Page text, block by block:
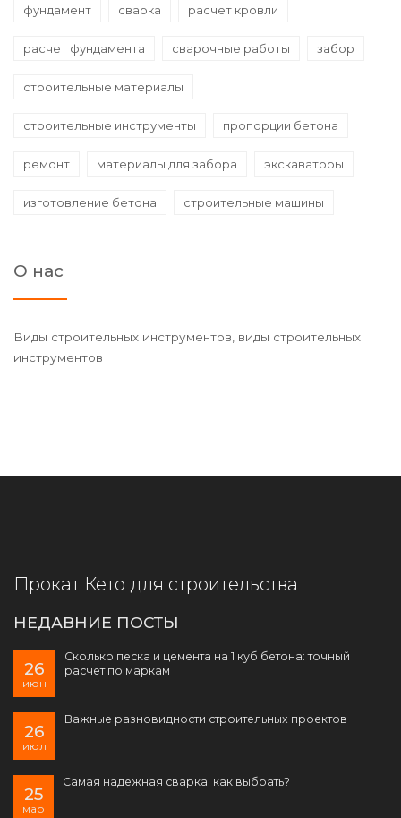
фундамент сварка расчет кровли
расчет фундамента сварочные работы забор
строительные материалы
строительные инструменты пропорции бетона
ремонт материалы для забора экскаваторы
изготовление бетона строительные машины
О нас
Виды строительных инструментов, виды строительных
инструментов
Прокат Кето для строительства
НЕДАВНИЕ ПОСТЫ
26
июн
Сколько песка и цемента на 1 куб бетона: точный
расчет по маркам
26
июл
Важные разновидности строительных проектов
25
мар
Самая надежная сварка: как выбрать?